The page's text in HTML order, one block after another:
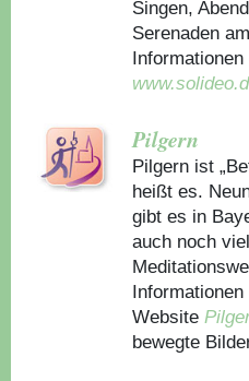
Singen,
Serenaden
Pilgern
Pilgern ist
heißt es.
gibt es in
auch noch
Website
bewegte